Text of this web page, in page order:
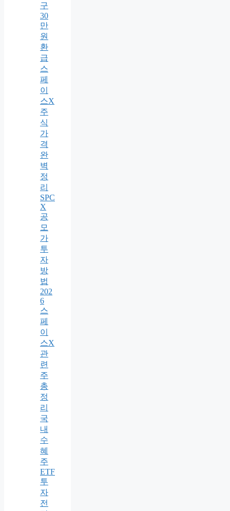
구
30
만
원
환
급
스
페
이
스X
주
식
가
격
완
벽
정
리
SPC
X
공
모
가
투
자
방
법
202
6
스
페
이
스X
관
련
주
총
정
리
국
내
수
혜
주
ETF
투
자
전